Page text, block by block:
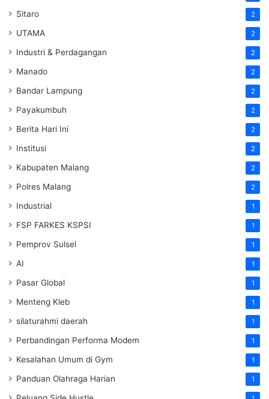
Sitaro 2
UTAMA 2
Industri & Perdagangan 2
Manado 2
Bandar Lampung 2
Payakumbuh 2
Berita Hari Ini 2
Institusi 2
Kabupaten Malang 2
Polres Malang 2
Industrial 1
FSP FARKES KSPSI 1
Pemprov Sulsel 1
AI 1
Pasar Global 1
Menteng Kleb 1
silaturahmi daerah 1
Perbandingan Performa Modem 1
Kesalahan Umum di Gym 1
Panduan Olahraga Harian 1